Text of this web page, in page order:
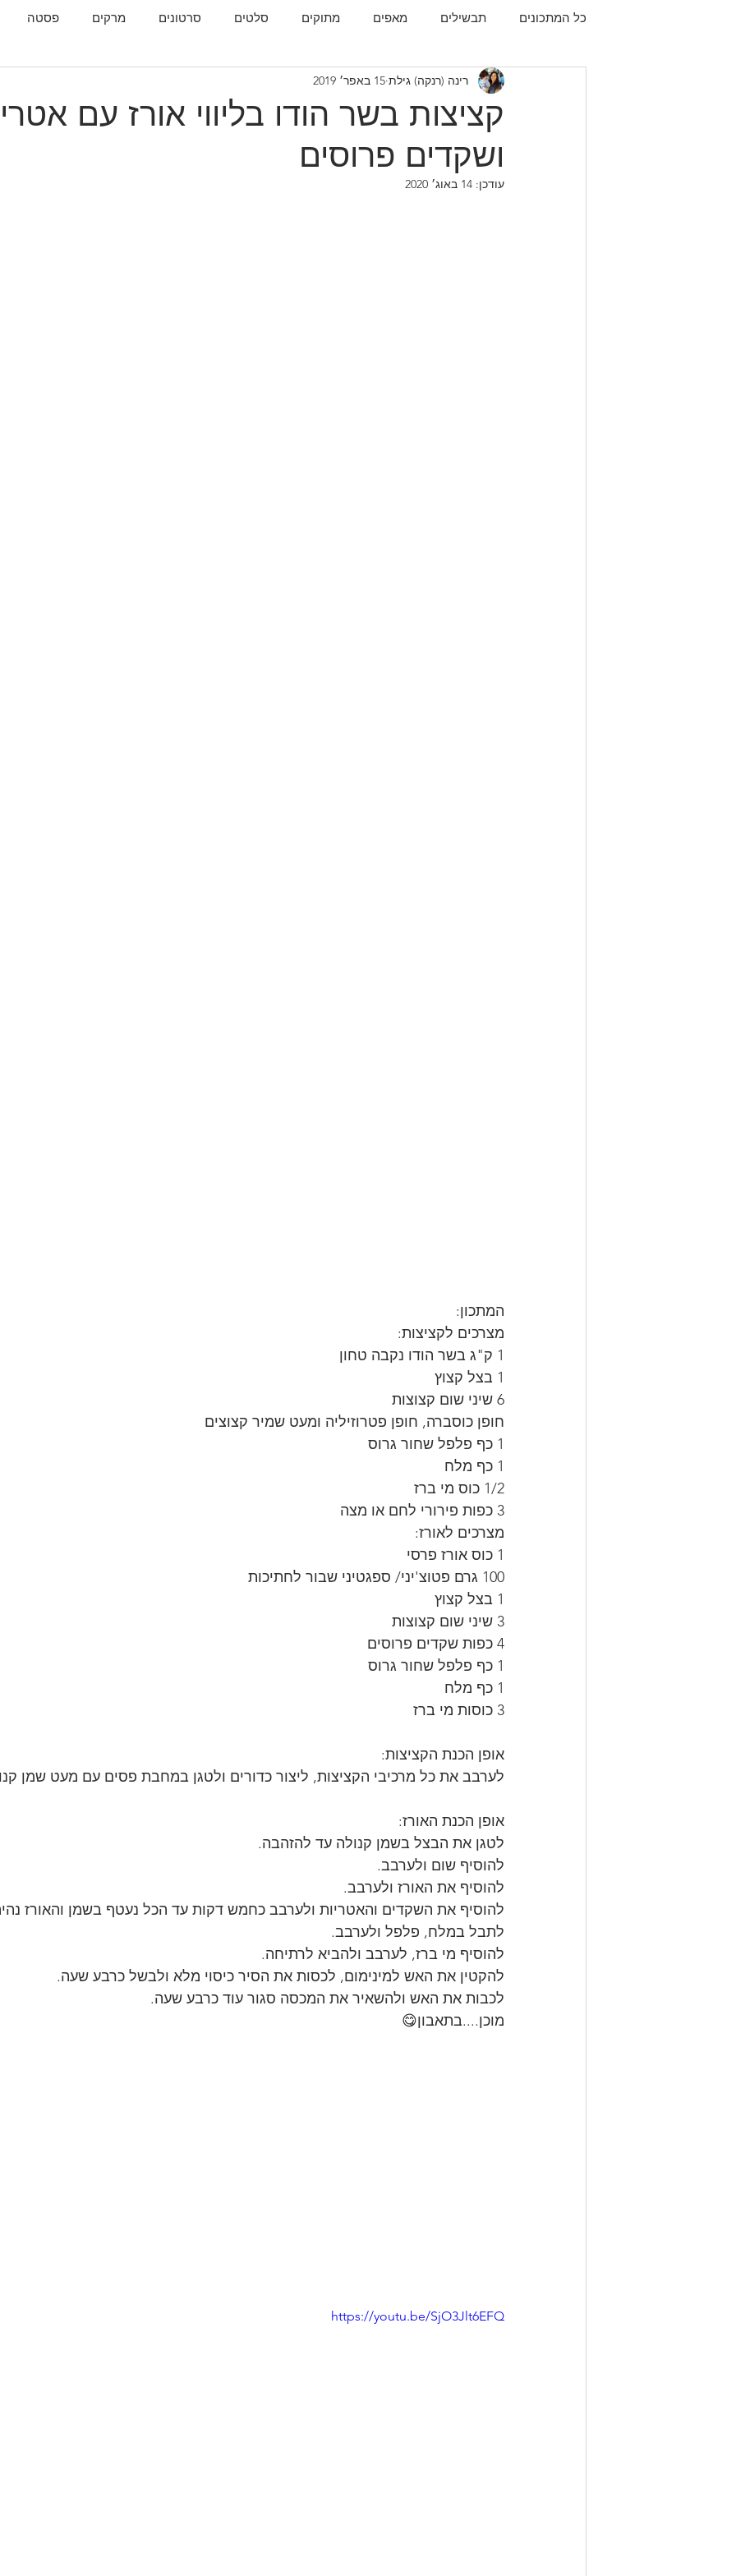
כל המתכונים תבשילים מאפים מתוקים סלטים סרטונים מרקים פסטה
תפו"א עוף עוגות המטבח הגאורגי
קציצות בשר הודו בליווי אורז עם
ושקדים פרוסים
רינה (רנקה) גילת 15 באפר׳ 2019
עודכן: 14 באוג׳ 2020
המתכון:
מצרכים לקציצות:
1 ק"ג בשר הודו נקבה טחון
1 בצל קצוץ
6 שיני שום קצוצות
חופן כוסברה, חופן פטרוזיליה ומעט שמיר קצוצים
1 כף פלפל שחור גרוס
1 כף מלח
1/2 כוס מי ברז
3 כפות פירורי לחם או מצה
מצרכים לאורז:
1 כוס אורז פרסי
100 גרם פטוצ'יני/ ספגטיני שבור לחתיכות
1 בצל קצוץ
3 שיני שום קצוצות
4 כפות שקדים פרוסים
1 כף פלפל שחור גרוס
1 כף מלח
3 כוסות מי ברז
אופן הכנת הקציצות:
לערבב את כל מרכיבי הקציצות, ליצור כדורים ולטגן במחבת פסים עם מעט שמן
אופן הכנת האורז:
לטגן את הבצל בשמן קנולה עד להזהבה.
להוסיף שום ולערבב.
להוסיף את האורז ולערבב.
להוסיף את השקדים והאטריות ולערבב כחמש דקות עד הכל נעטף בשמן והאורז
לתבל במלח, פלפל ולערבב.
להוסיף מי ברז, לערבב ולהביא לרתיחה.
להקטין את האש למינימום, לכסות את הסיר כיסוי מלא ולבשל כרבע שעה.
לכבות את האש ולהשאיר את המכסה סגור עוד כרבע שעה.
מוכן....בתאבון😋
https://youtu.be/SjO3Jlt6EFQ